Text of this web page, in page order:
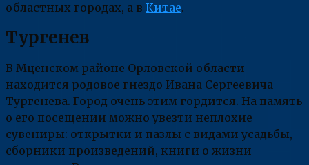
областных городах, а в Китае.
Тургенев
В Мценском районе Орловской области
находится родовое гнездо Ивана Сергеевича
Тургенева. Город очень этим гордится. На память
о его посещении можно увезти неплохие
сувениры: открытки и пазлы с видами усадьбы,
сборники произведений, книги о жизни